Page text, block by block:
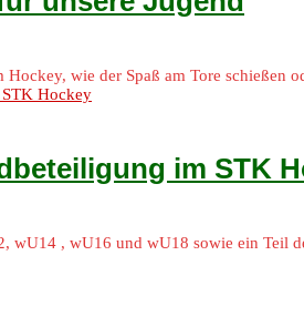
Hockey, wie der Spaß am Tore
im STK
wU14 , wU16 und wU18 sowie ein Teil